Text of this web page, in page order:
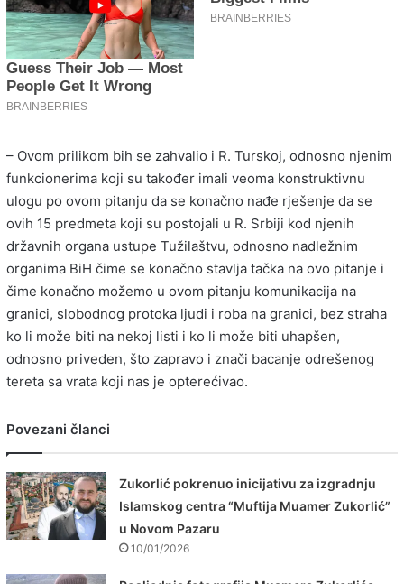
– Ovom prilikom bih se zahvalio i R. Turskoj, odnosno njenim
funkcionerima koji su također imali veoma konstruktivnu
ulogu po ovom pitanju da se konačno nađe rješenje da se
ovih 15 predmeta koji su postojali u R. Srbiji kod njenih
državnih organa ustupe Tužilaštvu, odnosno nadležnim
organima BiH čime se konačno stavlja tačka na ovo pitanje i
čime konačno možemo u ovom pitanju komunikacija na
granici, slobodnog protoka ljudi i roba na granici, bez straha
ko li može biti na nekoj listi i ko li može biti uhapšen,
odnosno priveden, što zapravo i znači bacanje odrešenog
tereta sa vrata koji nas je opterećivao.
Povezani članci
Zukorlić pokrenuo inicijativu za izgradnju
Islamskog centra “Muftija Muamer Zukorlić”
u Novom Pazaru
10/01/2026